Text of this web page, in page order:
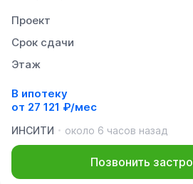
Проект
Срок сдачи
Этаж
В ипотеку
от 27 121 ₽/мес
ИНСИТИ
около 6 часов назад
Позвонить